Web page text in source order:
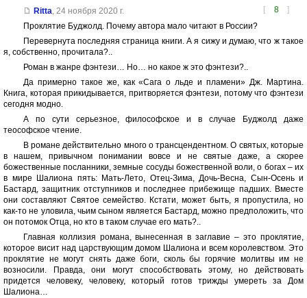
[ 8 ]
Ritta, 24 ноября 2020 г.
Проклятие Буджолд. Почему автора мало читают в России?
Перевернута последняя страница книги. А я сижу и думаю, что ж такое
я, собственно, прочитала?..
Роман в жанре фэнтези… Но… но какое ж это фэнтези?..
Да примерно такое же, как «Сага о льде и пламени» Дж. Мартина.
Книга, которая прикидывается, притворяется фэнтези, потому что фэнтези
сегодня модно.
А по сути серьезное, философское и в случае Буджолд даже
теософское чтение.
В романе действительно много о трансцендентном. О святых, которые
в нашем, привычном понимании вовсе и не святые даже, а скорее
божественные посланники, земные сосуды божественной воли, о богах – их
в мире Шалиона пять: Мать-Лето, Отец-Зима, Дочь-Весна, Сын-Осень и
Бастард, защитник отступников и последнее прибежище падших. Вместе
они составляют Святое семейство. Кстати, может быть, я пропустила, но
как-то не уловила, чьим сыном является Бастард, можно предположить, что
он потомок Отца, но кто в таком случае его мать?..
Главная коллизия романа, вынесенная в заглавие – это проклятие,
которое висит над царствующим домом Шалиона и всем королевством. Это
проклятие не могут снять даже боги, сколь бы горячие молитвы им не
возносили. Правда, они могут способствовать этому, но действовать
придется человеку, человеку, который готов трижды умереть за Дом
Шалиона…